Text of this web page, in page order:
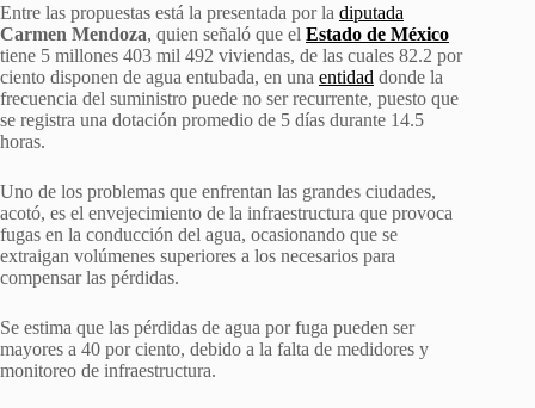
Entre las propuestas está la presentada por la diputada
Carmen Mendoza, quien señaló que el Estado de México
tiene 5 millones 403 mil 492 viviendas, de las cuales 82.2 por
ciento disponen de agua entubada, en una entidad donde la
frecuencia del suministro puede no ser recurrente, puesto que
se registra una dotación promedio de 5 días durante 14.5
horas.
Uno de los problemas que enfrentan las grandes ciudades,
acotó, es el envejecimiento de la infraestructura que provoca
fugas en la conducción del agua, ocasionando que se
extraigan volúmenes superiores a los necesarios para
compensar las pérdidas.
Se estima que las pérdidas de agua por fuga pueden ser
mayores a 40 por ciento, debido a la falta de medidores y
monitoreo de infraestructura.